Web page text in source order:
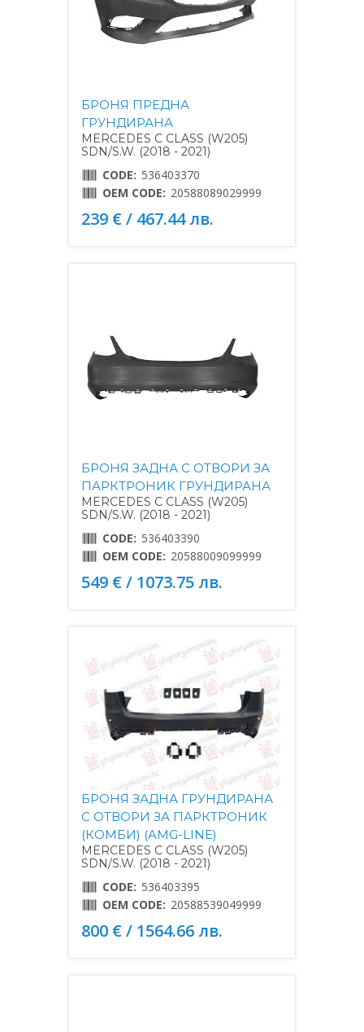
БРОНЯ ПРЕДНА
ГРУНДИРАНА
MERCEDES C CLASS (W205)
SDN/S.W. (2018 - 2021)
CODE: 536403370
OEM CODE: 20588089029999
239 € / 467.44 лв.
БРОНЯ ЗАДНА С ОТВОРИ ЗА
ПАРКТРОНИК ГРУНДИРАНА
MERCEDES C CLASS (W205)
SDN/S.W. (2018 - 2021)
CODE: 536403390
OEM CODE: 20588009099999
549 € / 1073.75 лв.
БРОНЯ ЗАДНА ГРУНДИРАНА
С ОТВОРИ ЗА ПАРКТРОНИК
(КОМБИ) (AMG-LINE)
MERCEDES C CLASS (W205)
SDN/S.W. (2018 - 2021)
CODE: 536403395
OEM CODE: 20588539049999
800 € / 1564.66 лв.